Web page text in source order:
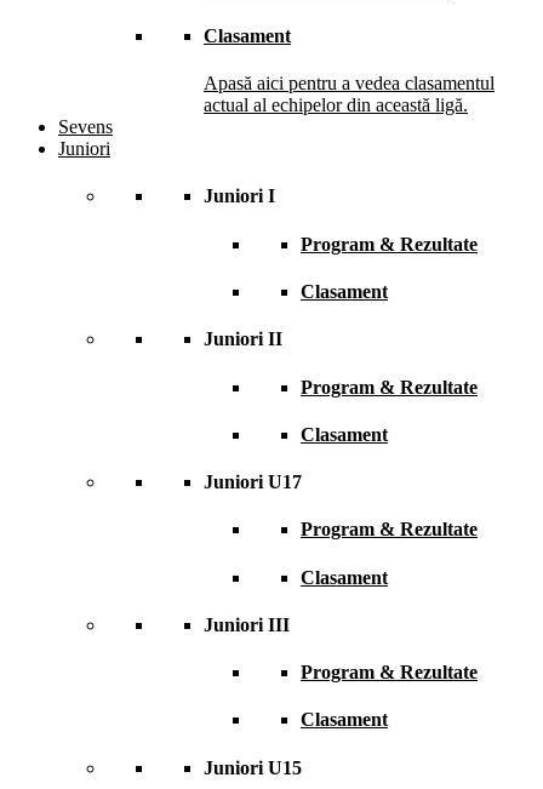
Clasament
Apasă aici pentru a vedea clasamentul
actual al echipelor din această ligă.
Sevens
Juniori
Juniori I
Program & Rezultate
Clasament
Juniori II
Program & Rezultate
Clasament
Juniori U17
Program & Rezultate
Clasament
Juniori III
Program & Rezultate
Clasament
Juniori U15